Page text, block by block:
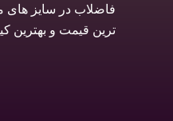
فاضلاب در سایز های
ترین قیمت و بهترین